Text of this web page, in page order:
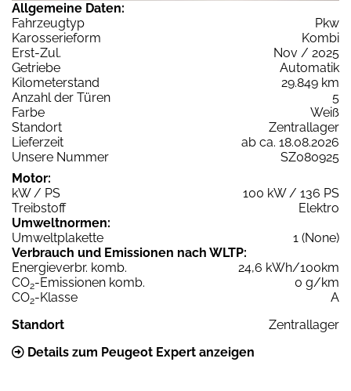
Allgemeine Daten:
Fahrzeugtyp
Pkw
Karosserieform
Kombi
Erst-Zul.
Nov / 2025
Getriebe
Automatik
Kilometerstand
29.849 km
Anzahl der Türen
5
Farbe
Weiß
Standort
Zentrallager
Lieferzeit
ab ca. 18.08.2026
Unsere Nummer
SZ080925
Motor:
kW / PS
100 kW / 136 PS
Treibstoff
Elektro
Umweltnormen:
Umweltplakette
1 (None)
Verbrauch und Emissionen nach WLTP:
Energieverbr. komb.
24,6 kWh/100km
CO2-Emissionen komb.
0 g/km
CO2-Klasse
A
Standort
Zentrallager
Details zum Peugeot Expert anzeigen